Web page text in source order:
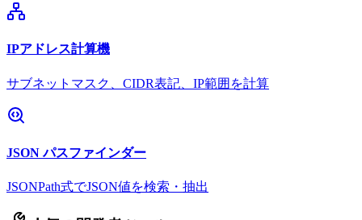
IPアドレス計算機
サブネットマスク、CIDR表記、IP範囲を計算
JSON パスファインダー
JSONPath式でJSON値を検索・抽出